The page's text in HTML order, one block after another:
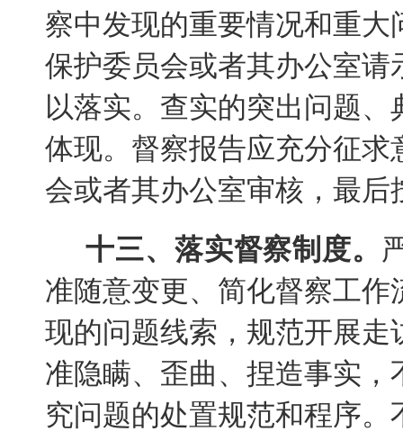
察中发现的重要情况和重
保护委员会或者其办公室
以落实。查实的突出问题
体现。督察报告应充分征
会或者其办公室审核，最后
十三、落实督察制度。
准随意变更、简化督察工
现的问题线索，规范开展
准隐瞒、歪曲、捏造事实
究问题的处置规范和程序